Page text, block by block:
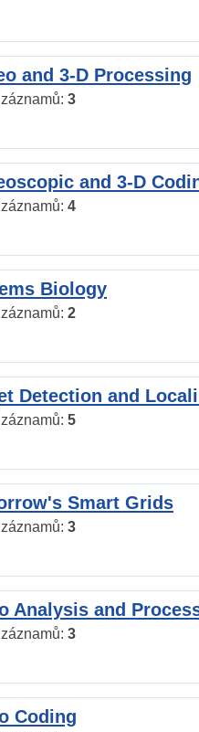
and 3-D Processing
3
and 3-D
4
Biology
2
Detection and
5
Smart Grids
3
Analysis and
3
Coding